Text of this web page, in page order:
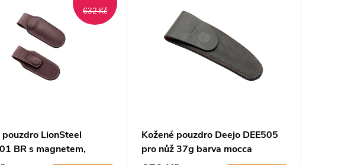
632 Kč
pouzdro LionSteel
BR s magnetem,
Kožené pouzdro Deejo DEE505
pro nůž 37g barva mocca